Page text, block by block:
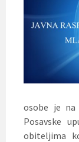
osobe je na
Posavske
obiteljima